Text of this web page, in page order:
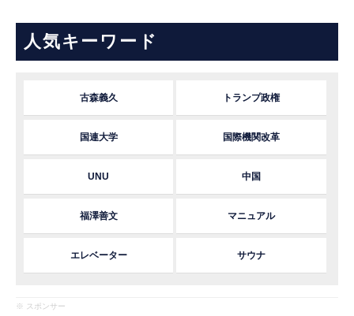
人気キーワード
古森義久 トランプ政権
国連大学 国際機関改革
UNU 中国
福澤善文 マニュアル
エレベーター サウナ
※ スポンサー